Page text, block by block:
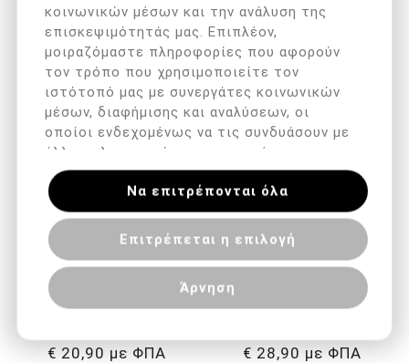
Arkada's Serum TC16
(11ml )
€ 25,90 με ΦΠΑ
Belensa Polvo 90Gr
€ 14,90 με ΦΠΑ
€ 20,90 με ΦΠΑ € 28,90 με ΦΠΑ
κοινωνικών μέσων και την ανάλυση της
επισκεψιμότητάς μας. Επιπλέον,
μοιραζόμαστε πληροφορίες που αφορούν
τον τρόπο που χρησιμοποιείτε τον
ιστότοπό μας με συνεργάτες κοινωνικών
μέσων, διαφήμισης και αναλύσεων, οι
οποίοι ενδεχομένως να τις συνδυάσουν με
άλλες πληροφορίες που τους έχετε
παραχωρήσει ή τις οποίες έχουν συλλέξει
σε σχέση με την από μέρους σας χρήση
των υπηρεσιών τους.
Άρνηση
Επιτρέπεται η επιλογή
Να επιτρέπονται όλα